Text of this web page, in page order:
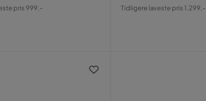
pris 999,- Pris
Original
Tidligere laveste pris 1.299,-